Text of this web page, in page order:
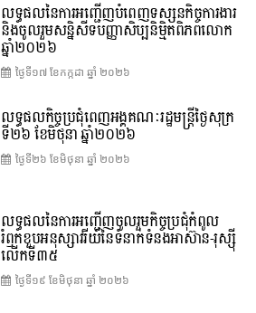
លទ្ធផលនៃការអញ្ជើញបំពេញទស្សនកិច្ចការងារ
និងចូលរួមសន្និសីទបញ្ញាសិប្បនិម្មិតពិភពលោក
ឆ្នាំ២០២៦
ថ្ងៃទី១៧ ខែ​កក្កដា ឆ្នាំ ២០២៦
លទ្ធផលកិច្ចប្រជុំពេញអង្គគណៈរដ្ឋមន្រ្តីថ្ងៃសុក្រ
ទី២៦ ខែមិថុនា ឆ្នាំ២០២៦
ថ្ងៃទី២៦ ខែ​មិថុនា ឆ្នាំ ២០២៦
លទ្ធផលនៃការអញ្ជើញចូលរួមកិច្ចប្រជុំកំពូល
រំឭកខួបអនុស្សាវរីយ៍នៃទំនាក់ទំនងអាស៊ាន-រុស្ស៊ី
លើកទី៣៥
ថ្ងៃទី១៩ ខែ​មិថុនា ឆ្នាំ ២០២៦